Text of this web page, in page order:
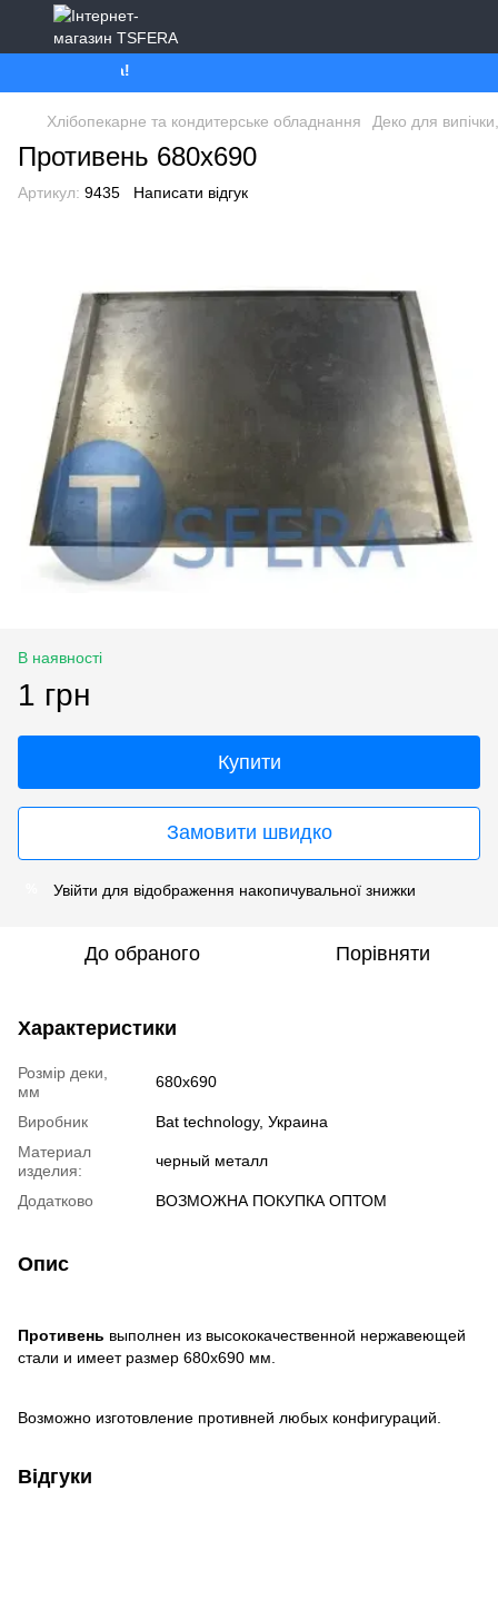
Хлібопекарне та кондитерське обладнання Деко для
Противень 680x690
Артикул: 9435 Написати відгук
В наявності
1 грн
Купити
Замовити швидко
Увійти для відображення накопичувальної знижки
До обраного Порівняти
Характеристики
Розмір деки,
мм
680x690
Виробник
Bat technology, Украина
Материал
изделия:
черный металл
Додатково ВОЗМОЖНА ПОКУПКА ОПТОМ
Опис
Противень выполнен из высококачественной нержавеющей
стали и имеет размер 680x690 мм.
Возможно изготовление противней любых конфигураций.
Відгуки